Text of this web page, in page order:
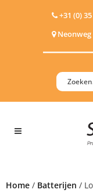
+31 (0)
Neonweg
Home / Batterijen /